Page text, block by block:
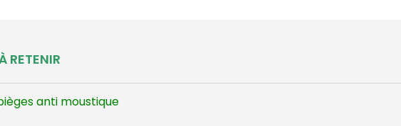
RETENIR
anti moustique